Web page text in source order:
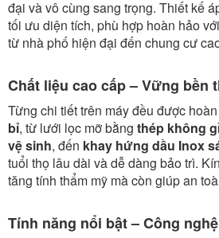
đại và vô cùng sang trọng. Thiết kế
tối ưu diện tích, phù hợp hoàn hảo
từ nhà phố hiện đại đến chung cư
Chất liệu cao cấp – Vững bền
Từng chi tiết trên máy đều được
bỉ, từ lưới lọc mỡ bằng thép không
vệ sinh, đến khay hứng dầu Inox
tuổi thọ lâu dài và dễ dàng bảo trì.
tăng tính thẩm mỹ mà còn giúp an
Tính năng nổi bật – Công